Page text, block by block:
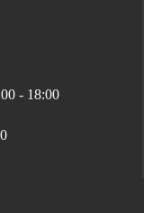
- 18:00